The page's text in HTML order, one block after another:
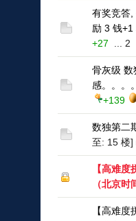
有奖竞答,
励 3 钱+1
+27
2
骨灰级 数
感。。。
+139
数独第二
至: 15 楼]
【高难
（北京时
【高难